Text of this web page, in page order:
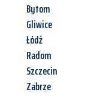
Bytom
Gliwice
Łódź
Radom
Szczecin
Zabrze